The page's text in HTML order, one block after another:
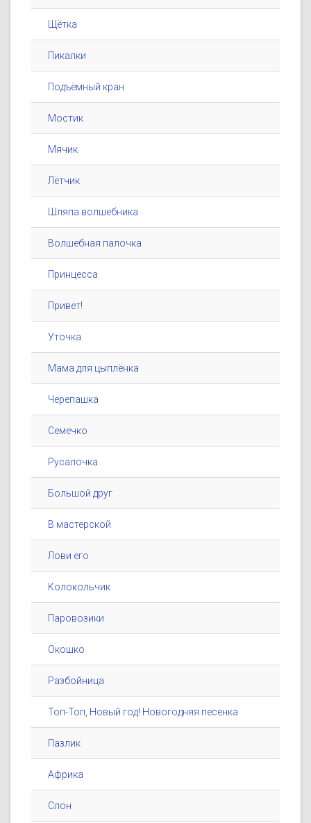
Щётка
Пикалки
Подъёмный кран
Мостик
Мячик
Лётчик
Шляпа волшебника
Волшебная палочка
Принцесса
Привет!
Уточка
Мама для цыплёнка
Черепашка
Семечко
Русалочка
Большой друг
В мастерской
Лови его
Колокольчик
Паровозики
Окошко
Разбойница
Топ-Топ, Новый год! Новогодняя песенка
Пазлик
Африка
Слон